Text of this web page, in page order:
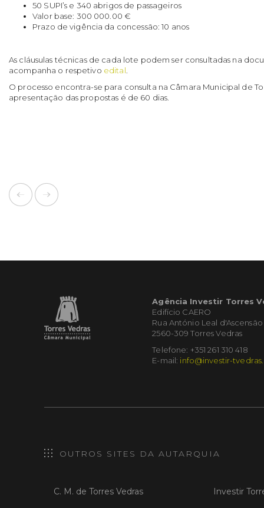
50 SUPI’s e 340 abrigos de passageiros
Valor base: 300 000.00 €
Prazo de vigência da concessão: 10 anos
As cláusulas técnicas de cada lote podem ser consultadas na
acompanha o respetivo edital
O processo encontra-se para consulta na Câmara Municipal de
apresentação das propostas é de 60 dias.
Agência Investir Torres
Edifício CAERO
Rua António Leal d'Ascensão
2560-309 Torres Vedras
Telefone: +351 261 310 418
E-mail: info@investir-
OUTROS SITES DA AUTARQUIA
C. M. de Torres Vedras Investir